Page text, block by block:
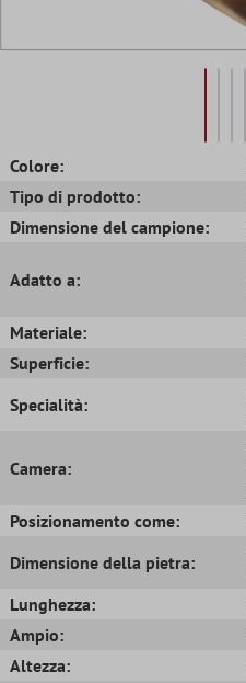
Colore:
Tipo di prodotto:
Dimensione del campione:
Adatto a:
Materiale:
Superficie:
Specialità:
Camera:
Posizionamento come:
Dimensione della pietra:
Lunghezza:
Ampio:
Altezza: